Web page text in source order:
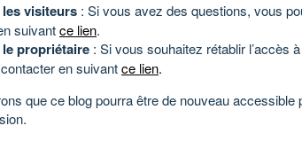
visiteurs : Si vous avez des questions, vous
suivantce lien.
propriétaire : Si vous souhaitez rétablir l’accès
en suivantce lien.
que ce blog pourra être de nouveau